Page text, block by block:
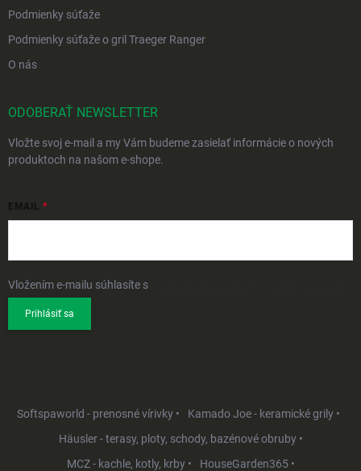
Podmienky súťaže
Podmienky súťaže o gril Traeger Ranger
O nás
ODOBERAŤ NEWSLETTER
Vložte svoj e-mail a my Vám budeme zasielať informácie o nových
produktoch na našom e-shope.
EMAIL
Vložením e-mailu súhlasíte s
Prihlásiť sa
Softspaworld - prenosné vírivky •
Kamado Joe - keramické grily •
Häusler - terasy, ploty, schody, bazénové obruby •
MCZ - kachle, kotly, krby •
HouseGarden365 •